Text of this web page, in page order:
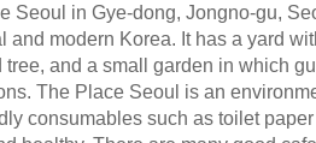
Seoul in Gye-dong, Jongno-gu,
and modern Korea. It has a yard
tree, and a small garden in which
The Place Seoul is an
consumables such as toilet